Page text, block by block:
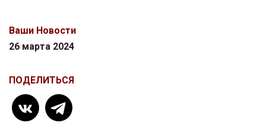
Ваши Новости
26 марта 2024
ПОДЕЛИТЬСЯ